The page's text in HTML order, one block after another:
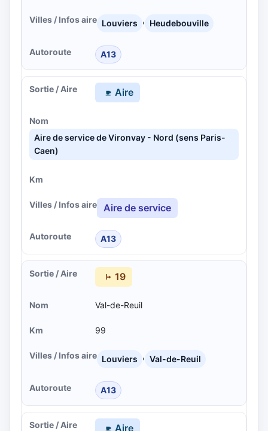
Louviers , Heudebouville
A13
Aire
Aire de service de Vironvay - Nord (sens Paris-
Caen)
Aire de service
A13
19
Val-de-Reuil
99
Louviers , Val-de-Reuil
A13
Aire